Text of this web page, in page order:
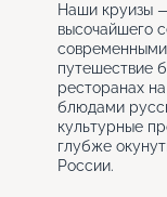
Наши круизы
высочайшего
путешествие
ресторанах
блюдами
культурные
глубже
России.